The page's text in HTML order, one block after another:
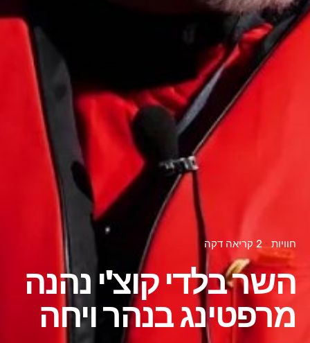
חוויות 2 קריאה דקה
השר בלדי קוצ'י נהנה
מרפטינג בנהר ויחה